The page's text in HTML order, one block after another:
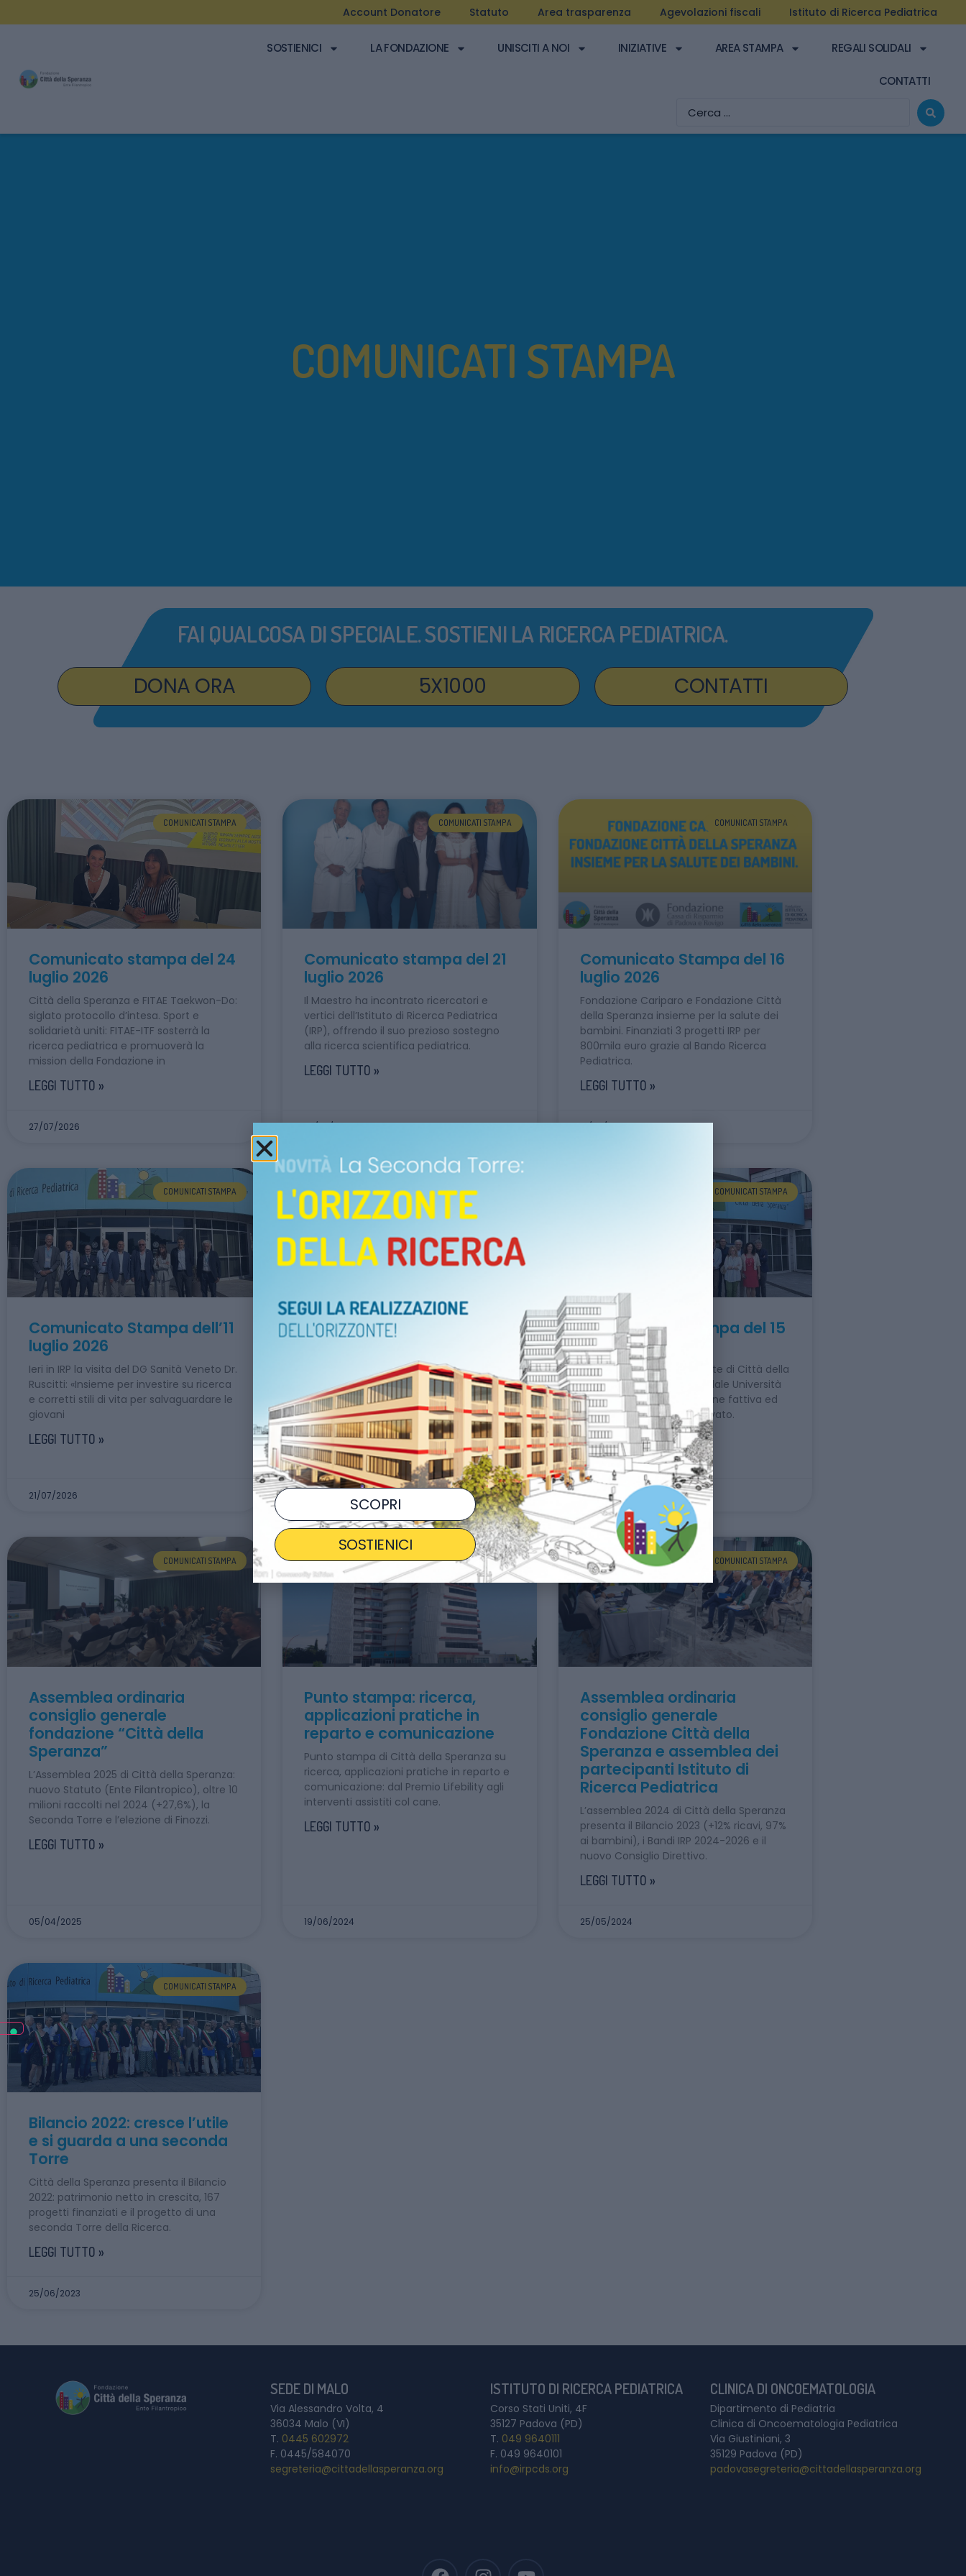
Account Donatore Statuto Area trasparenza Agevolazioni fiscali Istituto di Ricerca Pediatrica
SOSTIENICI LA FONDAZIONE UNISCITI A NOI INIZIATIVE AREA STAMPA REGALI SOLIDALI
CONTATTI
COMUNICATI STAMPA
FAI QUALCOSA DI SPECIALE. SOSTIENI LA RICERCA PEDIATRICA.
DONA ORA 5X1000 CONTATTI
COMUNICATI STAMPA
Comunicato stampa del 24
luglio 2026
Città della Speranza e FITAE Taekwon-Do:
siglato protocollo d’intesa. Sport e
solidarietà uniti: FITAE-ITF sosterrà la
ricerca pediatrica e promuoverà la
mission della Fondazione in
LEGGI TUTTO »
27/07/2026
COMUNICATI STAMPA
Comunicato stampa del 21
luglio 2026
Il Maestro ha incontrato ricercatori e
vertici dell’Istituto di Ricerca Pediatrica
(IRP), offrendo il suo prezioso sostegno
alla ricerca scientifica pediatrica.
LEGGI TUTTO »
23/07/2026
COMUNICATI STAMPA
Comunicato Stampa del 16
luglio 2026
Fondazione Cariparo e Fondazione Città
della Speranza insieme per la salute dei
bambini. Finanziati 3 progetti IRP per
800mila euro grazie al Bando Ricerca
Pediatrica.
LEGGI TUTTO »
21/07/2026
COMUNICATI STAMPA
Comunicato Stampa dell’11
luglio 2026
Ieri in IRP la visita del DG Sanità Veneto Dr.
Ruscitti: «Insieme per investire su ricerca
e corretti stili di vita per salvaguardare le
giovani
LEGGI TUTTO »
21/07/2026
COMUNICATI STAMPA
Comunicato Stampa del 30
Nuova data per il concerto evento
“Morricone Dirige Morricone” all’Anfiteatro
di Pompei a favore di Città della
Speranza: mercoledì 29 luglio. Biglietti
validi.
LEGGI TUTTO »
COMUNICATI STAMPA
Comunicato Stampa del 15
giugno 2026
L’obiettivo comune da parte di Città della
Speranza e Azienda Ospedale Università
Padova è una collaborazione fattiva ed
efficace tra Pubblico e Privato.
LEGGI TUTTO »
21/07/2026
COMUNICATI STAMPA
Assemblea ordinaria
consiglio generale
fondazione “Città della
Speranza”
L’Assemblea 2025 di Città della Speranza:
nuovo Statuto (Ente Filantropico), oltre 10
milioni raccolti nel 2024 (+27,6%), la
Seconda Torre e l’elezione di Finozzi.
LEGGI TUTTO »
05/04/2025
COMUNICATI STAMPA
Punto stampa: ricerca,
applicazioni pratiche in
reparto e comunicazione
Punto stampa di Città della Speranza su
ricerca, applicazioni pratiche in reparto e
comunicazione: dal Premio Lifebility agli
interventi assistiti col cane.
LEGGI TUTTO »
19/06/2024
COMUNICATI STAMPA
Assemblea ordinaria
consiglio generale
Fondazione Città della
Speranza e assemblea dei
partecipanti Istituto di
Ricerca Pediatrica
L’assemblea 2024 di Città della Speranza
presenta il Bilancio 2023 (+12% ricavi, 97%
ai bambini), i Bandi IRP 2024-2026 e il
nuovo Consiglio Direttivo.
LEGGI TUTTO »
25/05/2024
COMUNICATI STAMPA
Bilancio 2022: cresce l’utile
e si guarda a una seconda
Torre
Città della Speranza presenta il Bilancio
2022: patrimonio netto in crescita, 167
progetti finanziati e il progetto di una
seconda Torre della Ricerca.
LEGGI TUTTO »
25/06/2023
SEDE DI MALO
Via Alessandro Volta, 4
36034 Malo (VI)
T. 0445 602972
F. 0445/584070
segreteria@cittadellasperanza.org
ISTITUTO DI RICERCA PEDIATRICA
Corso Stati Uniti, 4F
35127 Padova (PD)
T. 049 9640111
F. 049 9640101
info@irpcds.org
CLINICA DI ONCOEMATOLOGIA
Dipartimento di Pediatria
Clinica di Oncoematologia Pediatrica
Via Giustiniani, 3
35129 Padova (PD)
padovasegreteria@cittadellasperanza.org
SCOPRI
SOSTIENICI